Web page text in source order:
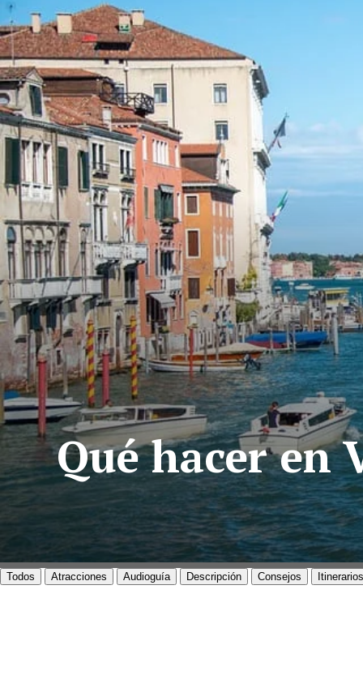
Qué hacer en
Todos Atracciones Audioguía Descripción Consejos Itinerarios